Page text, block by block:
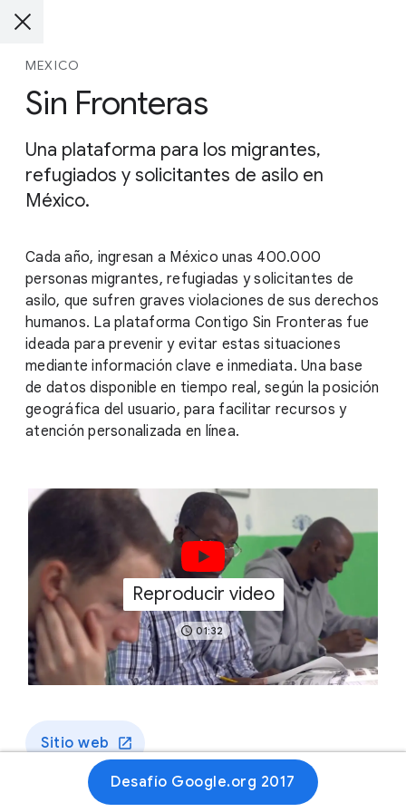
MEXICO
Sin Fronteras
Una plataforma para los migrantes,
refugiados y solicitantes de asilo en
México.
Cada año, ingresan a México unas 400.000
personas migrantes, refugiadas y solicitantes de
asilo, que sufren graves violaciones de sus derechos
humanos. La plataforma Contigo Sin Fronteras fue
ideada para prevenir y evitar estas situaciones
mediante información clave e inmediata. Una base
de datos disponible en tiempo real, según la posición
geográfica del usuario, para facilitar recursos y
atención personalizada en línea.
Reproducir video
01:32
Sitio web
Desafío Google.org 2017